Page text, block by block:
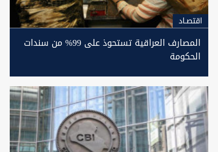
اقتصـاد
المصارف العراقية تستحوذ على 99% من سندات
الحكومة